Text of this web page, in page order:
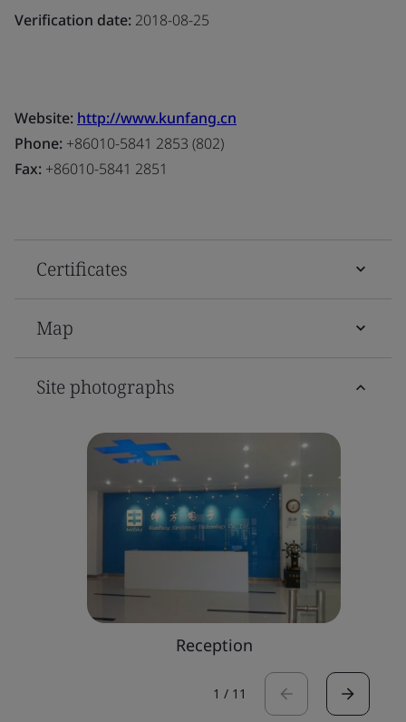
Verification date: 2018-08-25
Website: http://www.kunfang.cn
Phone: +86010-5841 2853 (802)
Fax: +86010-5841 2851
Certificates
Map
Site photographs
Reception
1 / 11